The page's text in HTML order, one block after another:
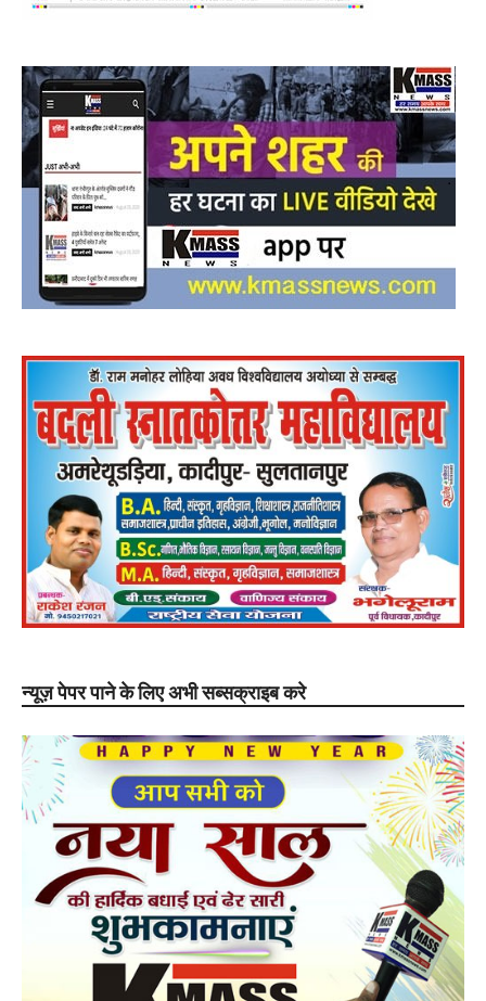
न्यूज़ पेपर पाने के लिए अभी सब्सक्राइब करे